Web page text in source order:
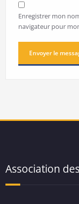
Enregistrer mon
navigateur pour
Association